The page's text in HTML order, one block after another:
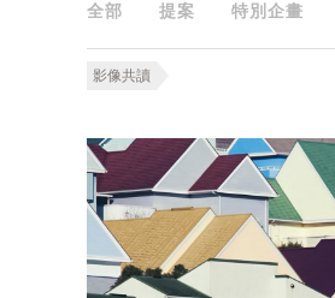
全部 提案 特別企畫
影像共讀